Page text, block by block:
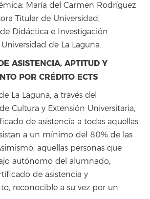
María del Carmen Rodríguez
Titular de Universidad,
Didáctica e Investigación
de La Laguna.
ASISTENCIA, APTITUD Y
POR CRÉDITO ECTS
La Laguna, a través del
Cultura y Extensión Universitaria,
de asistencia a todas aquellas
a un mínimo del 80% de las
aquellas personas que
autónomo del alumnado,
de asistencia y
reconocible a su vez por un